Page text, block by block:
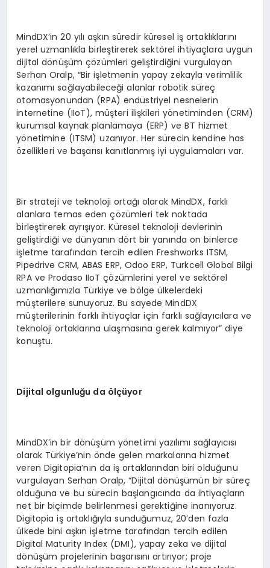
MindDX’in 20 yılı aşkın süredir küresel iş ortaklıklarını
yerel uzmanlıkla birleştirerek sektörel ihtiyaçlara uygun
dijital dönüşüm çözümleri geliştirdiğini vurgulayan
Serhan Oralp, “Bir işletmenin yapay zekayla verimlilik
kazanımı sağlayabileceği alanlar robotik süreç
otomasyonundan (RPA) endüstriyel nesnelerin
internetine (IIoT), müşteri ilişkileri yönetiminden (CRM)
kurumsal kaynak planlamaya (ERP) ve BT hizmet
yönetimine (ITSM) uzanıyor. Her sürecin kendine has
özellikleri ve başarısı kanıtlanmış iyi uygulamaları var.
Bir strateji ve teknoloji ortağı olarak MindDX, farklı
alanlara temas eden çözümleri tek noktada
birleştirerek ayrışıyor. Küresel teknoloji devlerinin
geliştirdiği ve dünyanın dört bir yanında on binlerce
işletme tarafından tercih edilen Freshworks ITSM,
Pipedrive CRM, ABAS ERP, Odoo ERP, Turkcell Global Bilgi
RPA ve Prodaso IIoT çözümlerini yerel ve sektörel
uzmanlığımızla Türkiye ve bölge ülkelerdeki
müşterilere sunuyoruz. Bu sayede MindDX
müşterilerinin farklı ihtiyaçlar için farklı sağlayıcılara ve
teknoloji ortaklarına ulaşmasına gerek kalmıyor” diye
konuştu.
Dijital olgunluğu da ölçüyor
MindDX’in bir dönüşüm yönetimi yazılımı sağlayıcısı
olarak Türkiye’nin önde gelen markalarına hizmet
veren Digitopia’nın da iş ortaklarından biri olduğunu
vurgulayan Serhan Oralp, “Dijital dönüşümün bir süreç
olduğuna ve bu sürecin başlangıcında da ihtiyaçların
net bir biçimde belirlenmesi gerektiğine inanıyoruz.
Digitopia iş ortaklığıyla sunduğumuz, 20’den fazla
ülkede bini aşkın işletme tarafından tercih edilen
Digital Maturity Index (DMI), yapay zeka ve dijital
dönüşüm projelerinin başarısını artırıyor; proje